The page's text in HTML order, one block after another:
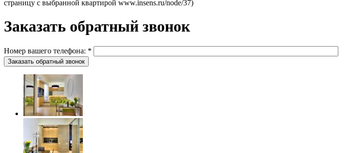
страницу с выбранной квартирой www.insens.ru/node/37)
Заказать обратный звонок
Номер вашего телефона: *